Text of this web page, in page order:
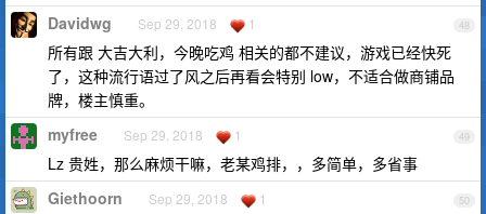
48
Davidwg Sep 29, 2018 1
所有跟 大吉大利，今晚吃鸡 相关的都不建议，游戏已经快死
了，这种流行语过了风之后再看会特别 low，不适合做商铺品
牌，楼主慎重。
49
myfree Sep 29, 2018 1
Lz 贵姓，那么麻烦干嘛，老某鸡排，，多简单，多省事
50
Giethoorn Sep 29, 2018 1